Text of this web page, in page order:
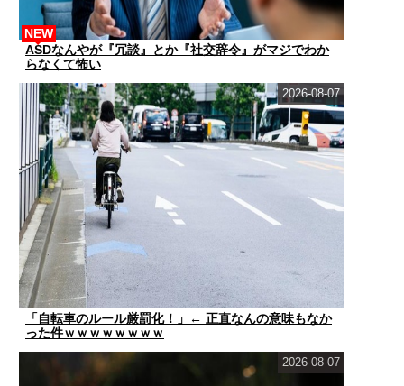
ASDなんやが『冗談』とか『社交辞令』がマジでわか
らなくて怖い
NEW
「自転車のルール厳罰化！」← 正直なんの意味もなか
った件ｗｗｗｗｗｗｗｗ
2026-08-07
2026-08-07